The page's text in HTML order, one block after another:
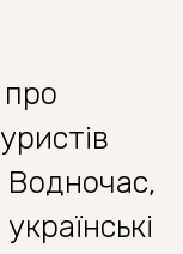
Водночас,